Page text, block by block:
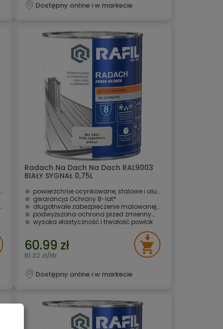
Dostępny online i w markecie
Radach Na Dach Na Dach RAL9003
BIAŁY SYGNAŁ 0,75L
powierzchnie ocynkowane, stalowe i aluminiowe
gwarancja Ochrony 8-lat* ­
długotrwałe zabezpieczenie malowanej powierzchni
podwyższona ochrona przed zmiennymi warunkami atmosferycznymi i UV
wysoka elastyczność i trwałość powłok
60.99 zł
81.32 zł/litr
Dostępny online i w markecie